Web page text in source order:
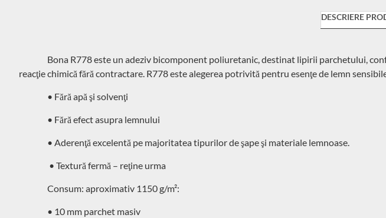
DESCRIERE
Bona R778 este un adeziv bicomponent poliuretanic, destinat lipirii parchetului,
reacţie chimică fără contractare. R778 este alegerea potrivită pentru esenţe de lemn
• Fără apă şi solvenţi
• Fără efect asupra lemnului
• Aderenţă excelentă pe majoritatea tipurilor de şape şi materiale lemnoase.
• Textură fermă – reţine urma
Consum: aproximativ 1150 g/m²:
• 10 mm parchet masiv